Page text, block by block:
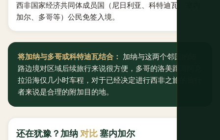
西非国家经济共同体成员国（尼日利亚、科特迪瓦、塞内
加尔、多哥等）公民免签入境。
将加纳与多哥或科特迪瓦结合： 加纳与这两个邻国的陆
路边境对区域后续旅行来说很方便，多哥的洛美距离阿克
拉沿海仅几小时车程，对于已经决定进行西非之旅的旅行
者来说是合理的附加目的地。
还在犹豫？加纳对比塞内加尔